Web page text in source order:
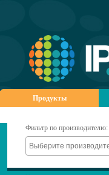
Продукты
Фильтр по производителю: